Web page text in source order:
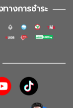
างการชำระ